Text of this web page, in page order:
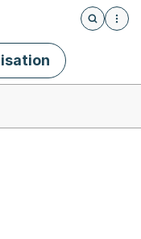
Öffnet